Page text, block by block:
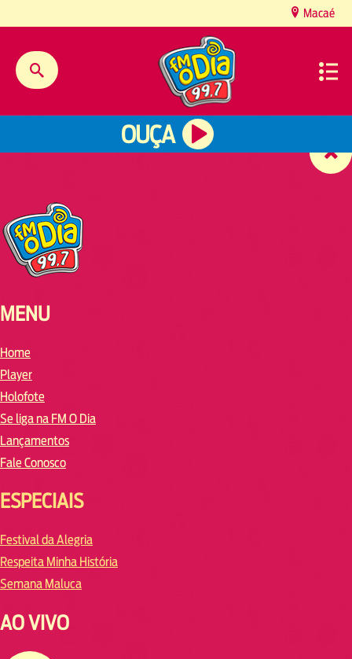
Macaé
OUÇA
MENU
Home
Player
Holofote
Se liga na FM O Dia
Lançamentos
Fale Conosco
ESPECIAIS
Festival da Alegria
Respeita Minha História
Semana Maluca
AO VIVO